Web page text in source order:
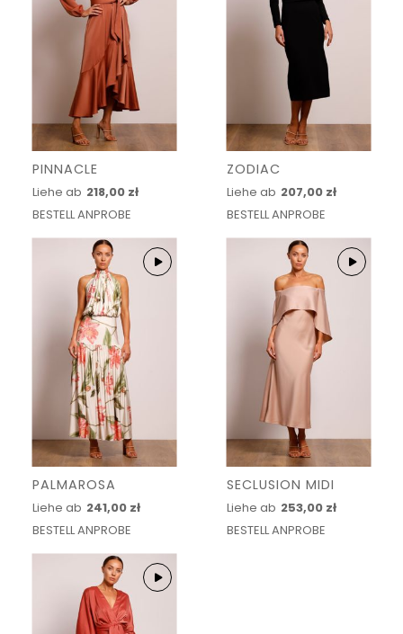
PINNACLE
Liehe ab 218,00 zł
BESTELL ANPROBE
ZODIAC
Liehe ab 207,00 zł
BESTELL ANPROBE
PALMAROSA
Liehe ab 241,00 zł
BESTELL ANPROBE
SECLUSION MIDI
Liehe ab 253,00 zł
BESTELL ANPROBE